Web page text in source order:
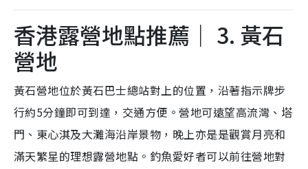
香港露營地點推薦｜ 3. 黃石
營地
黃石營地位於黃石巴士總站對上的位置，沿著指示牌步
行約5分鐘即可到達，交通方便。營地可遠望高流灣、塔
門、東心淇及大灘海沿岸景物，晚上亦是是觀賞月亮和
滿天繁星的理想露營地點。釣魚愛好者可以前往營地對